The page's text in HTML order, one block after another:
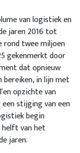
van logistiek en
jaren 2016 tot
rond twee miljoen
gekenmerkt door
dat opnieuw
in lijn met
opzichte van
stijging van een
begin
helft van het
jaren.